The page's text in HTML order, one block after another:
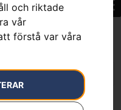
och riktade
vår
förstå var våra